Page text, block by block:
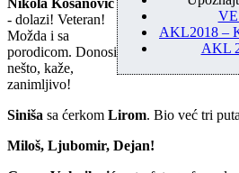
AKL2018 –
AKL
- dolazi! Veteran!
Možda i sa
porodicom. Donosi
nešto, kaže,
zanimljivo!
Siniša sa ćerkom Lirom. Bio već tri
Miloš, Ljubomir, Dejan!